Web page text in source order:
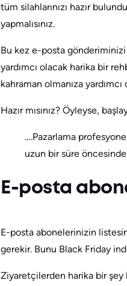
tüm silahlarınızı hazır
yapmalısınız.
Bu kez e-posta gönderiminizi
yardımcı olacak harika bir
kahraman olmanıza
Hazır mısınız? Öyleyse,
….Pazarlama
uzun bir süre
E-posta
E-posta abonelerinizin
gerekir. Bunu Black Friday
Ziyaretçilerden harika bir şey